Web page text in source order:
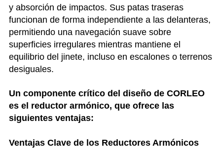
y absorción de impactos. Sus patas traseras
funcionan de forma independiente a las delanteras,
permitiendo una navegación suave sobre
superficies irregulares mientras mantiene el
equilibrio del jinete, incluso en escalones o terrenos
desiguales.
Un componente crítico del diseño de CORLEO
es el reductor armónico, que ofrece las
siguientes ventajas:
Ventajas Clave de los Reductores Armónicos